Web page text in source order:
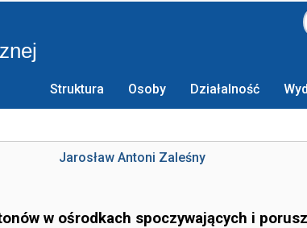
Struktura Osoby Działalność
Jarosław Antoni Zaleśny
w ośrodkach spoczywających i